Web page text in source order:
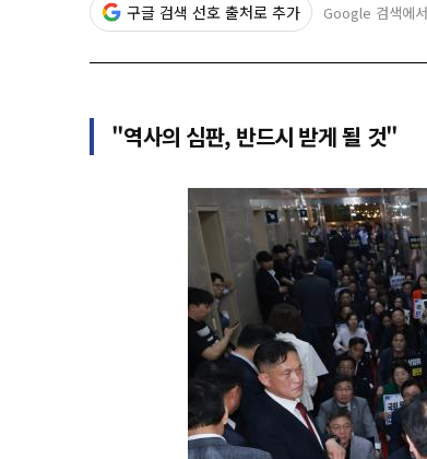
구글 검색 선호 출처로 추가 Google 검색에
"역사의 심판, 반드시 받게 될 것"